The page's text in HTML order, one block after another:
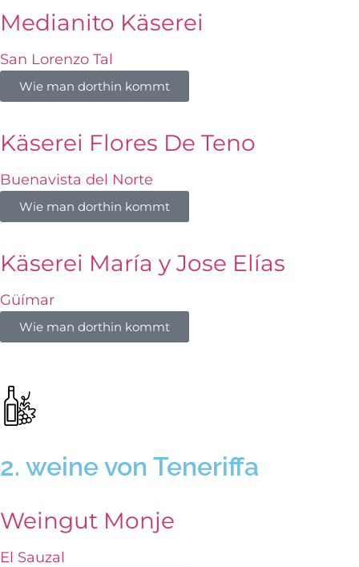
Medianito Käserei
San Lorenzo Tal
Wie man dorthin kommt
Käserei Flores De Teno
Buenavista del Norte
Wie man dorthin kommt
Käserei María y Jose Elías
Güímar
Wie man dorthin kommt
2. weine von Teneriffa
Weingut Monje
El Sauzal